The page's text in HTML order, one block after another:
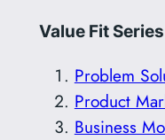
Value Fit Series
Problem
Product
Business